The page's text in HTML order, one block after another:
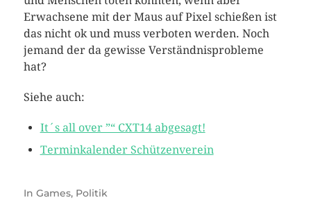
Erwachsene mit der Maus auf Pixel schießen ist
das nicht ok und muss verboten werden. Noch
jemand der da gewisse Verständnisprobleme
hat?
Siehe auch:
It´s all over ”“ CXT14 abgesagt!
Terminkalender Schützenverein
In Games, Politik